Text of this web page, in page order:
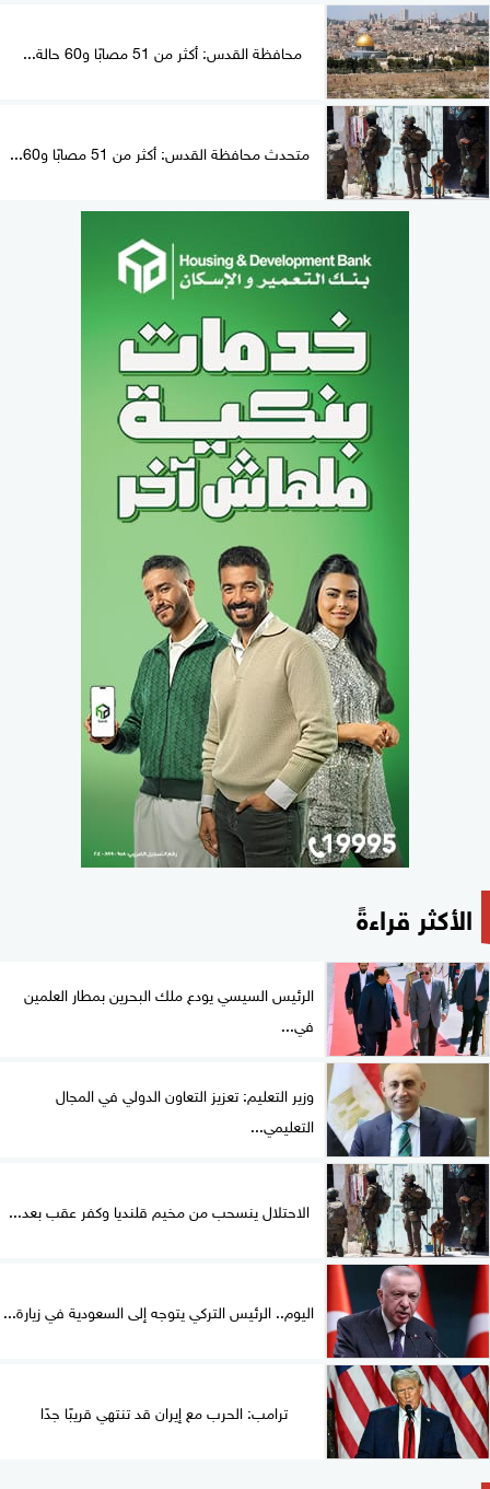
محافظة القدس: أكثر من 51 مصابًا و60 حالة...
متحدث محافظة القدس: أكثر من 51 مصابًا و60...
الأكثر قراءةً
الرئيس السيسي يودع ملك البحرين بمطار العلمين
في...
وزير التعليم: تعزيز التعاون الدولي في المجال
التعليمي...
الاحتلال ينسحب من مخيم قلنديا وكفر عقب بعد...
اليوم.. الرئيس التركي يتوجه إلى السعودية في زيارة...
ترامب: الحرب مع إيران قد تنتهي قريبًا جدًا